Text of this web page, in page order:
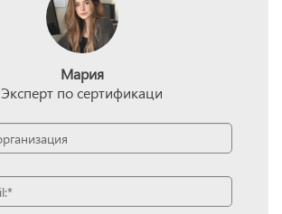
Мария
Эксперт по сертификаци